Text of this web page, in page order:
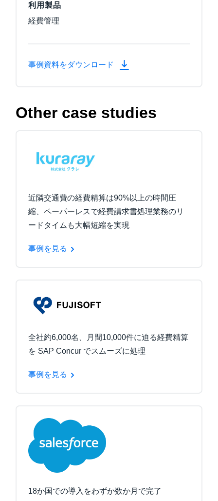
利用製品
経費管理
事例資料をダウンロード
Other case studies
近隣交通費の経費精算は90%以上の時間圧
縮、ペーパーレスで経費請求書処理業務のリ
ードタイムも大幅短縮を実現
事例を見る
全社約6,000名、月間10,000件に迫る経費精算
を SAP Concur でスムーズに処理
事例を見る
18か国での導入をわずか数か月で完了